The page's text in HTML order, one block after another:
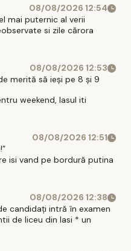
08/08/2026 12:54
mai puternic al verii
si zile cărora
08/08/2026 12:53
merită să ieși pe 8 și 9
weekend, Iasul iti
08/08/2026 12:51
isi vand pe bordură putina
08/08/2026 12:38
candidați intră în examen
de liceu din Iasi * un